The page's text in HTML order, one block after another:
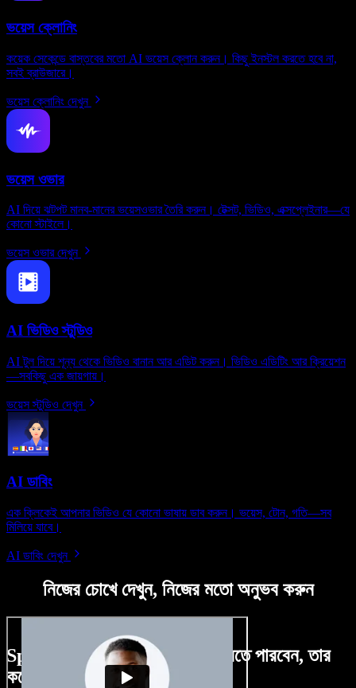
ভয়েস ক্লোনিং
কয়েক সেকেন্ডে বাস্তবের মতো AI ভয়েস ক্লোন করুন। কিছু ইনস্টল করতে হবে না,
সবই ব্রাউজারে।
ভয়েস ক্লোনিং দেখুন
ভয়েস ওভার
AI দিয়ে ঝটপট মানব-মানের ভয়েসওভার তৈরি করুন। টেক্সট, ভিডিও, এক্সপ্লেইনার—যে
কোনো স্টাইলে।
ভয়েস ওভার দেখুন
AI ভিডিও স্টুডিও
AI টুল দিয়ে শূন্য থেকে ভিডিও বানান আর এডিট করুন। ভিডিও এডিটিং আর ক্রিয়েশন
—সবকিছু এক জায়গায়।
ভয়েস স্টুডিও দেখুন
AI ডাবিং
এক ক্লিকেই আপনার ভিডিও যে কোনো ভাষায় ডাব করুন। ভয়েস, টোন, গতি—সব
মিলিয়ে যাবে।
AI ডাবিং দেখুন
নিজের চোখে দেখুন, নিজের মতো অনুভব করুন
Speechify Studio দিয়ে কী কী করতে পারবেন, তার
কয়েকটা উদাহরণ দেখুন